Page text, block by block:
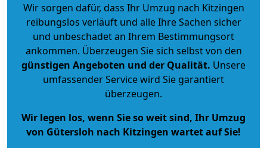
Wir sorgen dafür, dass Ihr Umzug nach Kitzingen
reibungslos verläuft und alle Ihre Sachen sicher
und unbeschadet an Ihrem Bestimmungsort
ankommen. Überzeugen Sie sich selbst von den
günstigen Angeboten und der Qualität. Unsere
umfassender Service wird Sie garantiert
überzeugen.
Wir legen los, wenn Sie so weit sind, Ihr Umzug
von Gütersloh nach Kitzingen wartet auf Sie!